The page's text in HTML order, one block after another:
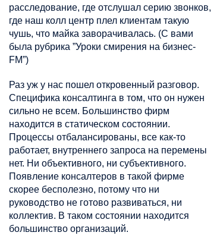
расследование, где отслушал серию звонков,
где наш колл центр плел клиентам такую
чушь, что майка заворачивалась. (C вами
была рубрика ”Уроки смирения на бизнес-
FM”)
Раз уж у нас пошел откровенный разговор.
Специфика консалтинга в том, что он нужен
сильно не всем. Большинство фирм
находится в статическом состоянии.
Процессы отбалансированы, все как-то
работает, внутреннего запроса на перемены
нет. Ни объективного, ни субъективного.
Появление консалтеров в такой фирме
скорее бесполезно, потому что ни
руководство не готово развиваться, ни
коллектив. В таком состоянии находится
большинство организаций.